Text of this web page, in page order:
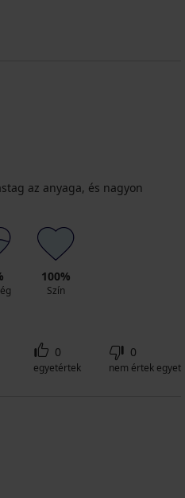
az anyaga, és nagyon
100%
Szín
0
egyetértek
0
nem értek egyet